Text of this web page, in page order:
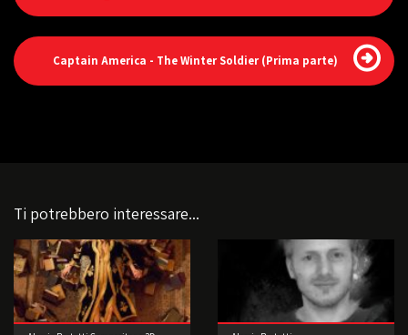
Captain America - The Winter Soldier (Prima parte)
Ti potrebbero interessare...